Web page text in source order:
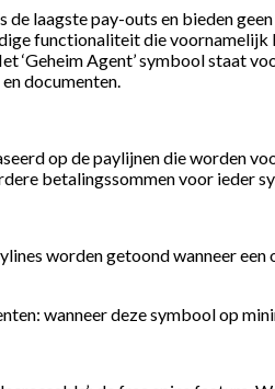
laagste pay-outs en bieden
functionaliteit die
‘Geheim Agent’ symbool staat
documenten.
op de paylijnen die worden
betalingssommen voor ieder
worden getoond wanneer
wanneer deze symbool op